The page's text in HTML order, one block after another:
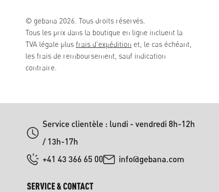
© gebana 2026. Tous droits réservés.
Tous les prix dans la boutique en ligne incluent la
TVA légale plus frais d'expédition et, le cas échéant,
les frais de remboursement, sauf indication
contraire.
Service clientèle : lundi - vendredi 8h-12h
/ 13h-17h
+41 43 366 65 00
info@gebana.com
SERVICE & CONTACT